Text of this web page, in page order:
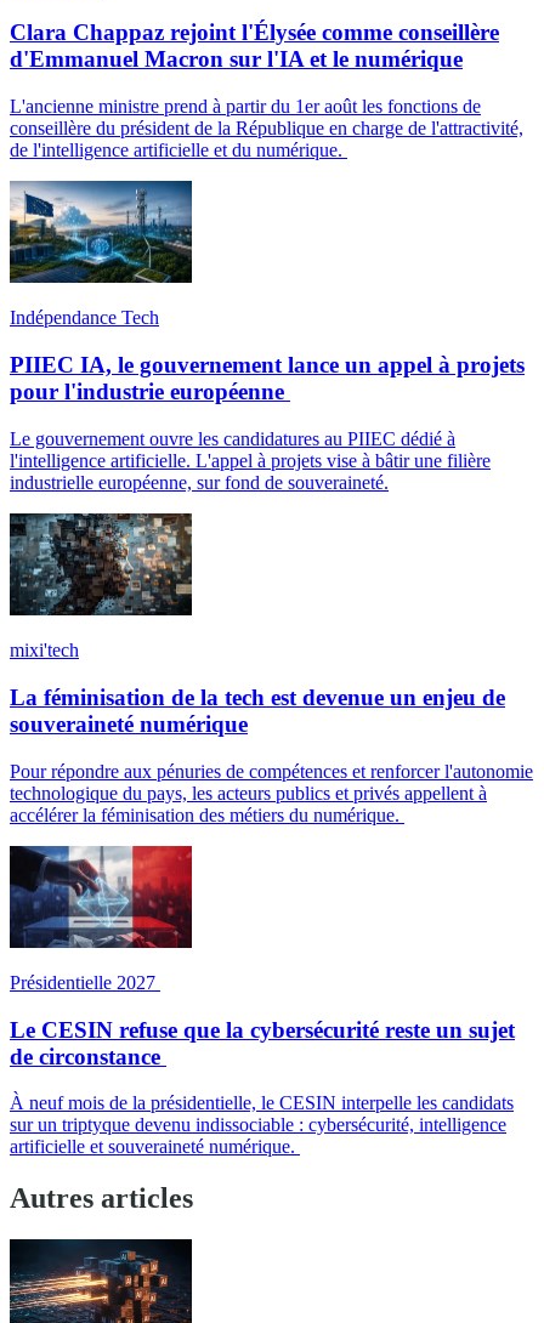
Clara Chappaz rejoint l'Élysée comme conseillère
d'Emmanuel Macron sur l'IA et le numérique
L'ancienne ministre prend à partir du 1er août les fonctions de
conseillère du président de la République en charge de l'attractivité,
de l'intelligence artificielle et du numérique.
Indépendance Tech
PIIEC IA, le gouvernement lance un appel à projets
pour l'industrie européenne
Le gouvernement ouvre les candidatures au PIIEC dédié à
l'intelligence artificielle. L'appel à projets vise à bâtir une filière
industrielle européenne, sur fond de souveraineté.
mixi'tech
La féminisation de la tech est devenue un enjeu de
souveraineté numérique
Pour répondre aux pénuries de compétences et renforcer l'autonomie
technologique du pays, les acteurs publics et privés appellent à
accélérer la féminisation des métiers du numérique.
Présidentielle 2027
Le CESIN refuse que la cybersécurité reste un sujet
de circonstance
À neuf mois de la présidentielle, le CESIN interpelle les candidats
sur un triptyque devenu indissociable : cybersécurité, intelligence
artificielle et souveraineté numérique.
Autres articles